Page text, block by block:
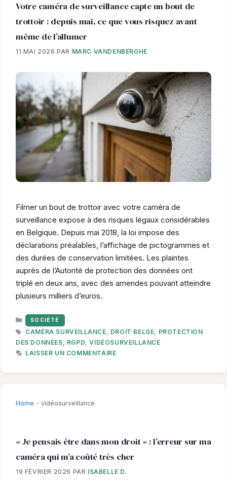
Votre caméra de surveillance capte un bout de
trottoir : depuis mai, ce que vous risquez avant
même de l’allumer
11 MAI 2026 PAR MARC VANDENBERGHE
Filmer un bout de trottoir avec votre caméra de
surveillance expose à des risques légaux considérables
en Belgique. Depuis mai 2018, la loi impose des
déclarations préalables, l’affichage de pictogrammes et
des durées de conservation limitées. Les plaintes
auprès de l’Autorité de protection des données ont
triplé en deux ans, avec des amendes pouvant atteindre
plusieurs milliers d’euros.
CATÉGORIES
SOCIÉTÉ
ÉTIQUETTES
CAMÉRA SURVEILLANCE, DROIT BELGE, PROTECTION
DES DONNÉES, RGPD,VIDÉOSURVEILLANCE
LAISSER UN COMMENTAIRE
Home - vidéosurveillance
« Je pensais être dans mon droit » : l’erreur sur ma
caméra qui m’a coûté très cher
19 FÉVRIER 2026 PAR ISABELLE D.